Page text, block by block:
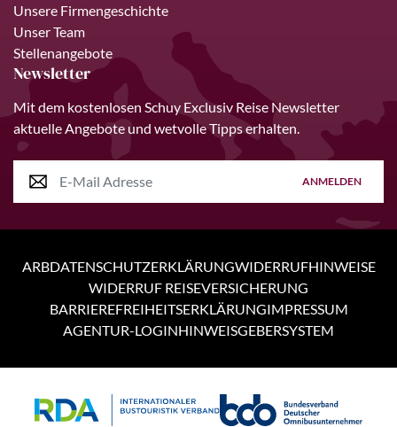
5 Tage
Unsere Firmengeschichte
Unser Team
Stellenangebote
Newsletter
Mit dem kostenlosen Schuy Exclusiv Reise Newsletter
aktuelle Angebote und wetvolle Tipps erhalten.
ANMELDEN
ARBDATENSCHUTZERKLÄRUNGWIDERRUFHINWEISE
WIDERRUF REISEVERSICHERUNG
BARRIEREFREIHEITSERKLÄRUNGIMPRESSUM
AGENTUR-LOGINHINWEISGEBERSYSTEM